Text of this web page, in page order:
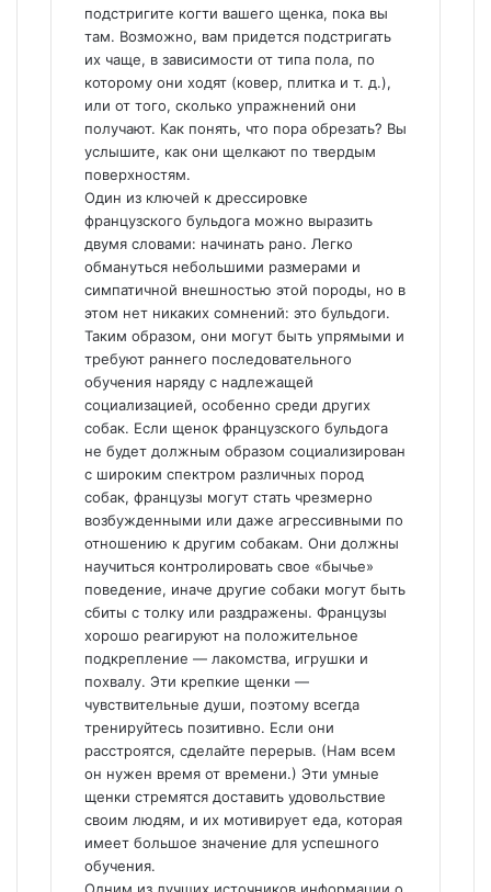
подстригите когти вашего щенка, пока вы
там. Возможно, вам придется подстригать
их чаще, в зависимости от типа пола, по
которому они ходят (ковер, плитка и т. д.),
или от того, сколько упражнений они
получают. Как понять, что пора обрезать? Вы
услышите, как они щелкают по твердым
поверхностям.
Один из ключей к дрессировке
французского бульдога можно выразить
двумя словами: начинать рано. Легко
обмануться небольшими размерами и
симпатичной внешностью этой породы, но в
этом нет никаких сомнений: это бульдоги.
Таким образом, они могут быть упрямыми и
требуют раннего последовательного
обучения наряду с надлежащей
социализацией, особенно среди других
собак. Если щенок французского бульдога
не будет должным образом социализирован
с широким спектром различных пород
собак, французы могут стать чрезмерно
возбужденными или даже агрессивными по
отношению к другим собакам. Они должны
научиться контролировать свое «бычье»
поведение, иначе другие собаки могут быть
сбиты с толку или раздражены. Французы
хорошо реагируют на положительное
подкрепление — лакомства, игрушки и
похвалу. Эти крепкие щенки —
чувствительные души, поэтому всегда
тренируйтесь позитивно. Если они
расстроятся, сделайте перерыв. (Нам всем
он нужен время от времени.) Эти умные
щенки стремятся доставить удовольствие
своим людям, и их мотивирует еда, которая
имеет большое значение для успешного
обучения.
Одним из лучших источников информации о